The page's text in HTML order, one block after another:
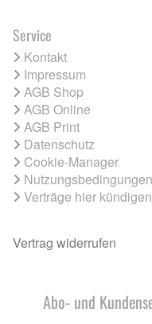
Service
Kontakt
Impressum
AGB Shop
AGB Online
AGB Print
Datenschutz
Cookie-Manager
Nutzungsbedingungen
Verträge hier kündigen
Vertrag widerrufen
Abo- und